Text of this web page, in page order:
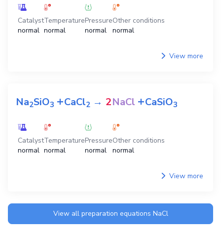
Catalyst
normal
Temperature
normal
Pressure
normal
Other conditions
normal
View more
Na2SiO3 +CaCl2 → 2NaCl +CaSiO3
Catalyst
normal
Temperature
normal
Pressure
normal
Other conditions
normal
View more
View all preparation equations NaCl